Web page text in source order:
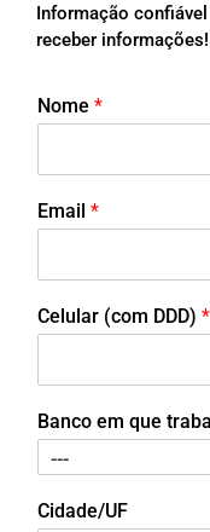
Informação
receber informações!
Nome *
Email *
Celular (com DDD) *
Banco em que
Cidade/UF